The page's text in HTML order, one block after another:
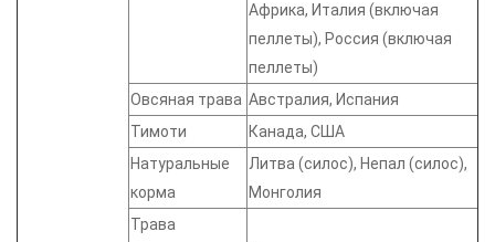
Африка, Италия (включая
пеллеты), Россия (включая
пеллеты)
Овсяная трава Австралия, Испания
Тимоти
Канада, США
Натуральные
корма
Литва (силос), Непал (силос),
Монголия
Трава